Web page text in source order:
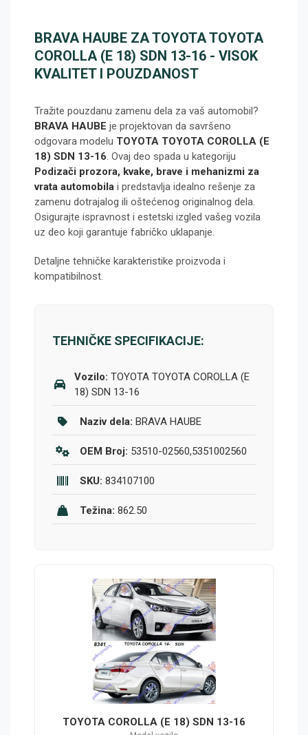
BRAVA HAUBE ZA TOYOTA TOYOTA
COROLLA (E 18) SDN 13-16 - VISOK
KVALITET I POUZDANOST
Tražite pouzdanu zamenu dela za vaš automobil?
BRAVA HAUBE je projektovan da savršeno
odgovara modelu TOYOTA TOYOTA COROLLA (E
18) SDN 13-16. Ovaj deo spada u kategoriju
Podizači prozora, kvake, brave i mehanizmi za
vrata automobila i predstavlja idealno rešenje za
zamenu dotrajalog ili oštećenog originalnog dela.
Osigurajte ispravnost i estetski izgled vašeg vozila
uz deo koji garantuje fabričko uklapanje.
Detaljne tehničke karakteristike proizvoda i
kompatibilnost.
TEHNIČKE SPECIFIKACIJE:
Vozilo: TOYOTA TOYOTA COROLLA (E
18) SDN 13-16
Naziv dela: BRAVA HAUBE
OEM Broj: 53510-02560,5351002560
SKU: 834107100
Težina: 862.50
TOYOTA COROLLA (E 18) SDN 13-16